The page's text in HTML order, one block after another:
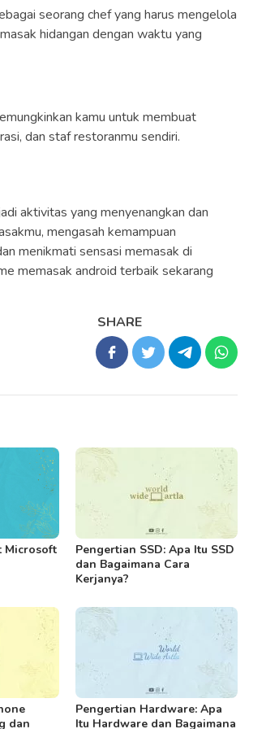
seorang chef yang harus mengelola
hidangan dengan waktu yang
kamu untuk membuat
dan staf restoranmu sendiri.
aktivitas yang menyenangkan dan
mengasah kemampuan
menikmati sensasi memasak di
memasak android terbaik sekarang
SHARE
Microsoft
Pengertian SSD: Apa Itu SSD
dan Bagaimana Cara
Kerjanya?
dan
Pengertian Hardware: Apa
Itu Hardware dan Bagaimana